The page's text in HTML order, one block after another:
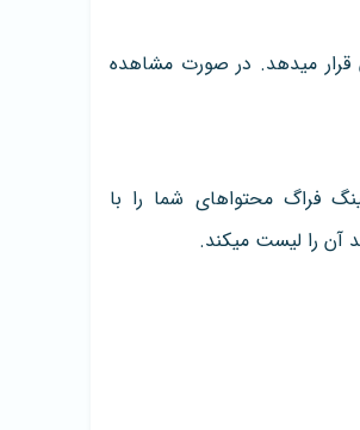
قرار میدهد. در صورت مشاهده
فراگ محتواهای شما را با
آن را لیست میکند.